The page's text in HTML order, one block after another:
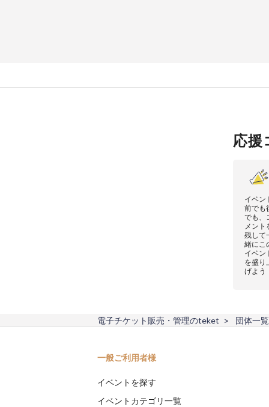
応援
イベン
前でも
でも、
メント
残して
緒にこ
イベン
を盛り
げよう
電子チケット販売・管理のteket 団体一覧
一般ご利用者様
イベントを探す
イベントカテゴリ一覧